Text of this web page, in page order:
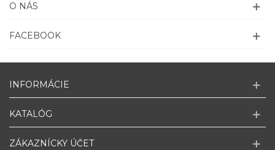
O NÁS
FACEBOOK
INFORMÁCIE
KATALÓG
ZÁKAZNÍCKY ÚČET